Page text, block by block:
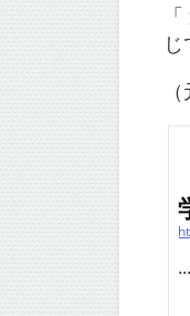
じ
...